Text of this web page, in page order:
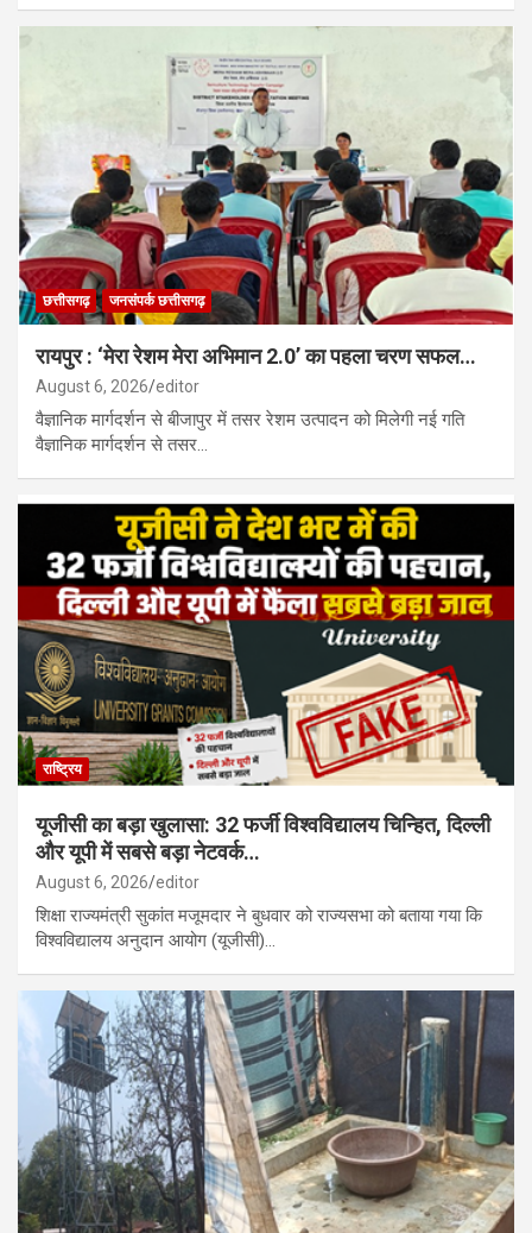
छत्तीसगढ़ जनसंपर्क छत्तीसगढ़
रायपुर : ‘मेरा रेशम मेरा अभिमान 2.0’ का पहला चरण सफल…
August 6, 2026 editor
वैज्ञानिक मार्गदर्शन से बीजापुर में तसर रेशम उत्पादन को मिलेगी नई गति
वैज्ञानिक मार्गदर्शन से तसर…
राष्ट्रिय
यूजीसी का बड़ा खुलासा: 32 फर्जी विश्वविद्यालय चिन्हित, दिल्ली
और यूपी में सबसे बड़ा नेटवर्क…
August 6, 2026 editor
शिक्षा राज्यमंत्री सुकांत मजूमदार ने बुधवार को राज्यसभा को बताया गया कि
विश्वविद्यालय अनुदान आयोग (यूजीसी)…